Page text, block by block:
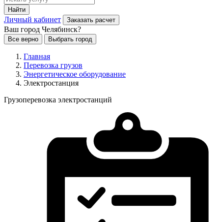
Найти
Личный кабинет Заказать расчет
Ваш город Челябинск?
Все верно Выбрать город
Главная
Перевозка грузов
Энергетическое оборудование
Электростанция
Грузоперевозка электростанций